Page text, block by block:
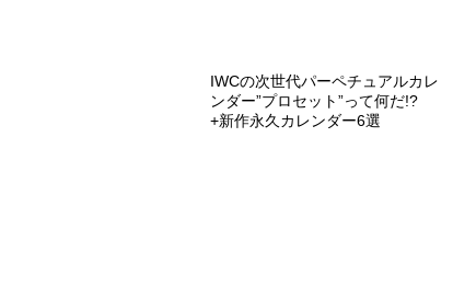
IWCの次世代パーペチュアルカレ
ンダー”プロセット”って何だ!?
+新作永久カレンダー6選